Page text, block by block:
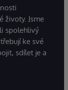
životy. Jsme
spolehlivý
ke své
sdílet je a